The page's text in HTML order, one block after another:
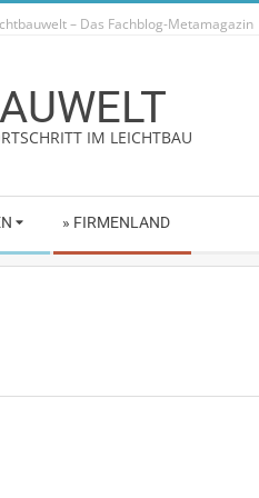
– Das Fachblog-Metamagazin
IM LEICHTBAU
» FIRMENLAND